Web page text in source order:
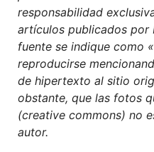
responsabilidad
artículos publicados por
fuente se indique como
reproducirse
de hipertexto al sitio
obstante, que las fotos
(creative commons) no
autor.